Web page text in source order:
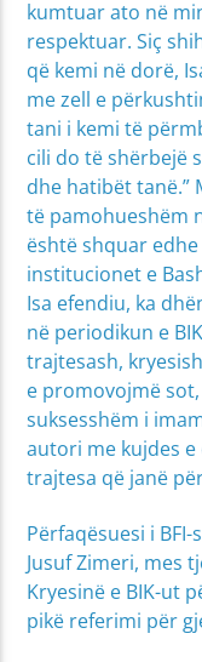
kumtuar ato në
respektuar. Siç
që kemi në dorë,
me zell e
tani i kemi të
cili do të shërbejë
dhe hatibët tanë.”
të pamohueshëm
është shquar
institucionet e
Isa efendiu, ka
në periodikun e
trajtesash,
e promovojmë
suksesshëm i
autori me kujdes
trajtesa që janë
Përfaqësuesi i
Jusuf Zimeri, mes
Kryesinë e BIK-ut
pikë referimi për